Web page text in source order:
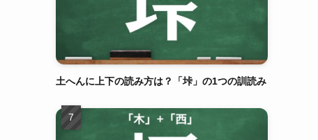
土へんに上下の読み方は？「垰」の1つの訓読み